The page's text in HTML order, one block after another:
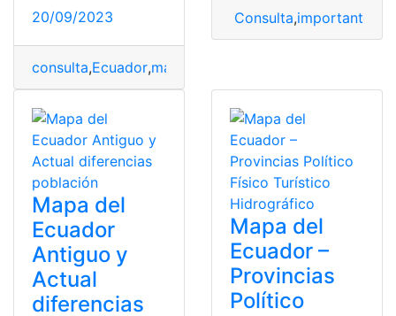
20/09/2023
consulta,Ecuador,mapa
Consulta,importantes
Mapa del
Ecuador
Antiguo y
Actual
diferencias
Mapa del
Ecuador –
Provincias
Político